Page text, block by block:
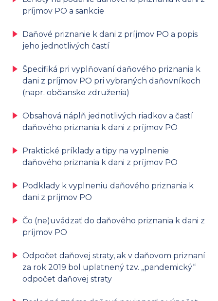
príjmov PO a sankcie
Daňové priznanie k dani z príjmov PO a popis
jeho jednotlivých častí
Špecifiká pri vyplňovaní daňového priznania k
dani z príjmov PO pri vybraných daňovníkoch
(napr. občianske združenia)
Obsahová náplň jednotlivých riadkov a častí
daňového priznania k dani z príjmov PO
Praktické príklady a tipy na vyplnenie
daňového priznania k dani z príjmov PO
Podklady k vyplneniu daňového priznania k
dani z príjmov PO
Čo (ne)uvádzať do daňového priznania k dani z
príjmov PO
Odpočet daňovej straty, ak v daňovom priznaní
za rok 2019 bol uplatnený tzv. „pandemický“
odpočet daňovej straty